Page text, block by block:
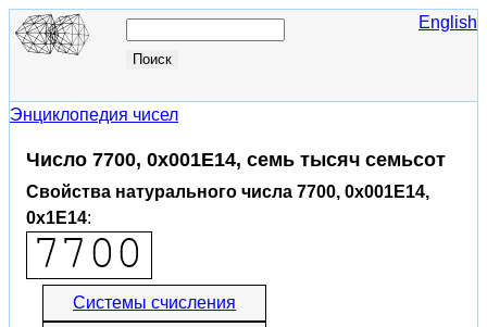
English
Энциклопедия чисел
Число 7700, 0x001E14, семь тысяч семьсот
Свойства натурального числа 7700, 0x001E14,
0x1E14:
Системы счисления